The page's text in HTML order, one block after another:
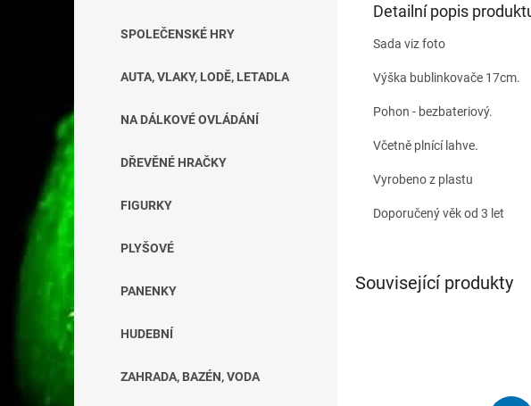
SPOLEČENSKÉ HRY
AUTA, VLAKY, LODĚ, LETADLA
NA DÁLKOVÉ OVLÁDÁNÍ
DŘEVĚNÉ HRAČKY
FIGURKY
PLYŠOVÉ
PANENKY
HUDEBNÍ
ZAHRADA, BAZÉN, VODA
Detailní popis
Sada viz foto
Výška bublinkovače 17cm.
Pohon - bezbateriový.
Včetně plnící lahve.
Vyrobeno z plastu
Doporučený věk od 3 let
Související produkty